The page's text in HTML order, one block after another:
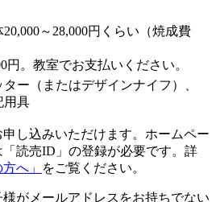
～28,000円くらい（焼成費
円。教室でお支払いください。
ー（またはデザインナイフ）、
用具
し込みいただけます。ホームペー
読売ID」の登録が必要です。詳
へ」 をご覧ください。
がメールアドレスをお持ちでない